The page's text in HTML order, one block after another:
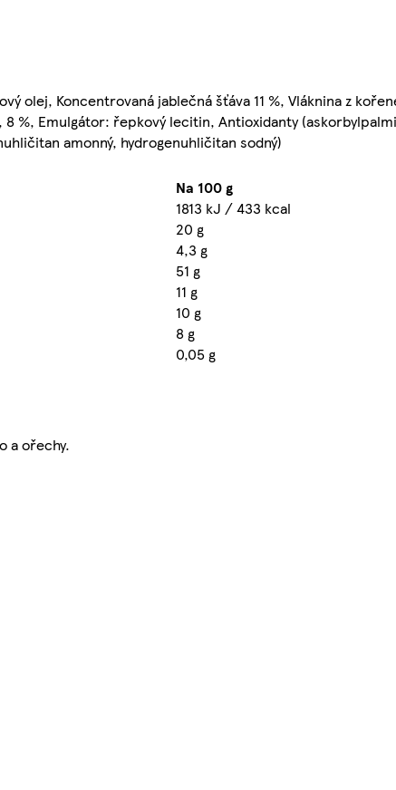
olej, Koncentrovaná jablečná šťáva 11 %, Vláknina z
8 %, Emulgátor: řepkový lecitin, Antioxidanty
amonný, hydrogenuhličitan sodný)
Na 100 g
1813 kJ / 433 kcal
20 g
4,3 g
51 g
11 g
10 g
8 g
0,05 g
a ořechy.